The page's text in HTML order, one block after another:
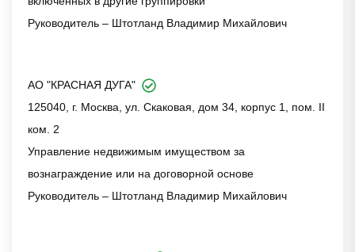
Руководитель – Штотланд Владимир Михайлович
АО "КРАСНАЯ ДУГА"
125040, г. Москва, ул. Скаковая, дом 34, корпус 1, пом. II
ком. 2
Управление недвижимым имуществом за
вознаграждение или на договорной основе
Руководитель – Штотланд Владимир Михайлович